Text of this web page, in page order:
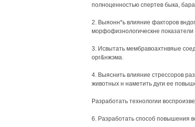
полноценностью спертев быка,
2. Выяонн*ь влияние факторов
морфофизнологическне показатели
3. Исвытать мембравоахтнвяые
орг&нжэма.
4. Выяснить влияние стрессоров
животных н наметить дуги ее
Разработать технологии
6. Разработать способ повышения